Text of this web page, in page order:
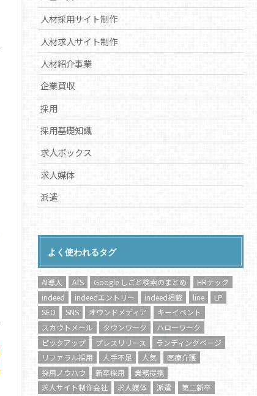
人材採用サイト制作
人材求人サイト制作
人材紹介事業
企業買収
採用
採用基礎知識
求人ボックス
求人媒体
派遣
よく使われるタグ
AI導入 ATS Google しごと検索のまとめ
HRテック
indeed
indeedエントリー indeed掲載 line
LP
SEO
SNS オウンドメディア
キーイベント
スカウトメール
タウンワーク
ハローワーク
ピックアップ
プレスリリース
ランディングページ
リファラル採用
人手不足 人気
医療介護
採用ノウハウ
新卒採用
業務提携
求人サイト制作会社
求人媒体 派遣
第二新卒